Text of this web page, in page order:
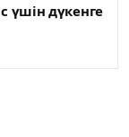
үшін дүкенге